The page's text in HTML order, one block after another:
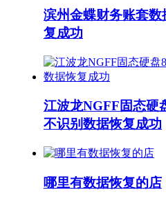
滨州金蝶财务账套
复成功
江波龙NGFF固态硬
不识别数据恢复成功
哪里有数据恢复的店